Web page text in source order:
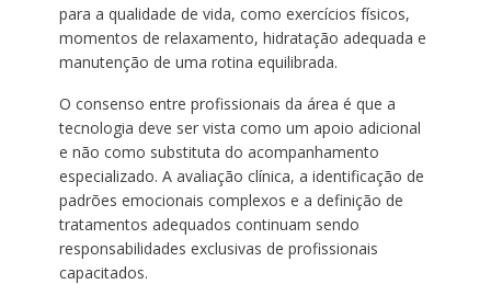
para a qualidade de vida, como exercícios físicos,
momentos de relaxamento, hidratação adequada e
manutenção de uma rotina equilibrada.
O consenso entre profissionais da área é que a
tecnologia deve ser vista como um apoio adicional
e não como substituta do acompanhamento
especializado. A avaliação clínica, a identificação de
padrões emocionais complexos e a definição de
tratamentos adequados continuam sendo
responsabilidades exclusivas de profissionais
capacitados.